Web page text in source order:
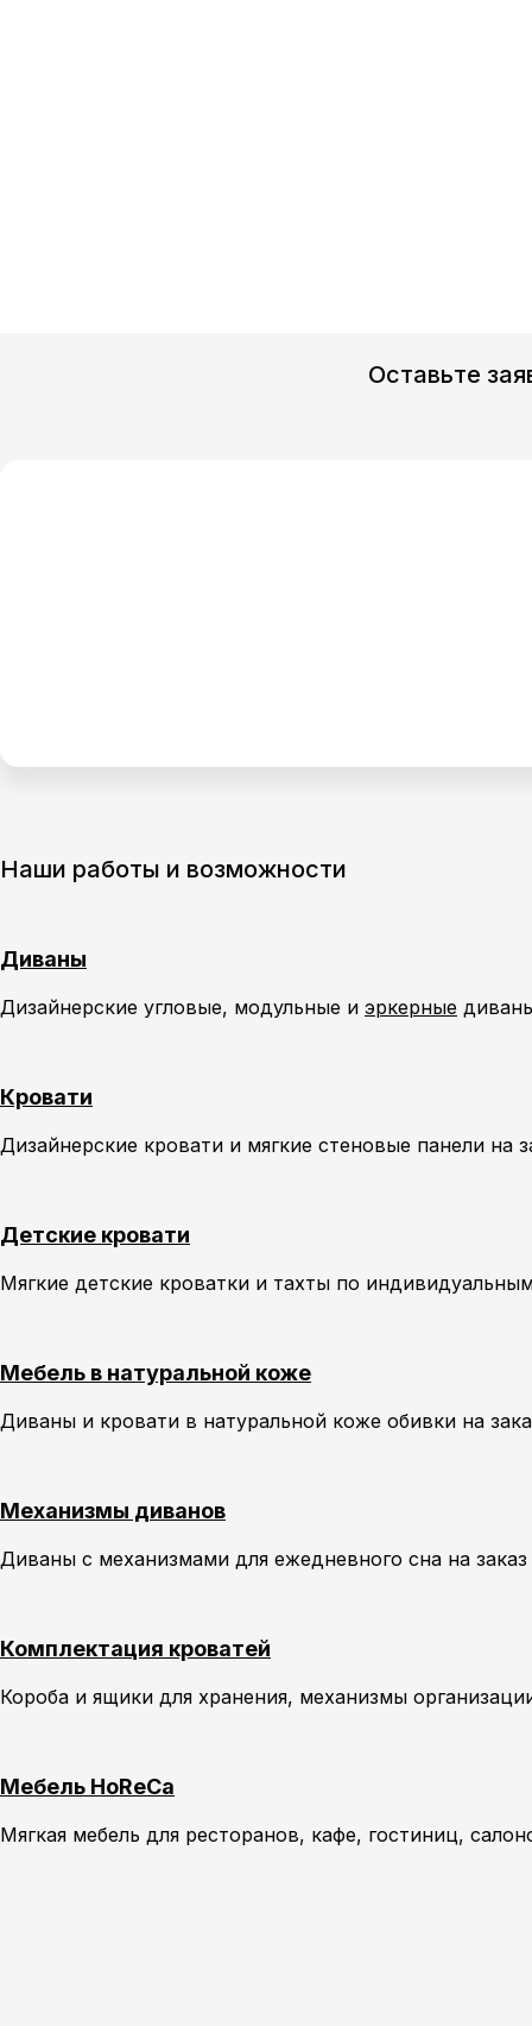
Оставьте
Наши работы и возможности
Диваны
Дизайнерские угловые, модульные и эркерные
Кровати
Дизайнерские кровати и мягкие стеновые панели на
Детские кровати
Мягкие детские кроватки и тахты по
Мебель в натуральной коже
Диваны и кровати в натуральной коже обивки на
Механизмы диванов
Диваны с механизмами для ежедневного сна на
Комплектация кроватей
Короба и ящики для хранения, механизмы
Мебель HoReCa
Мягкая мебель для ресторанов, кафе, гостиниц,